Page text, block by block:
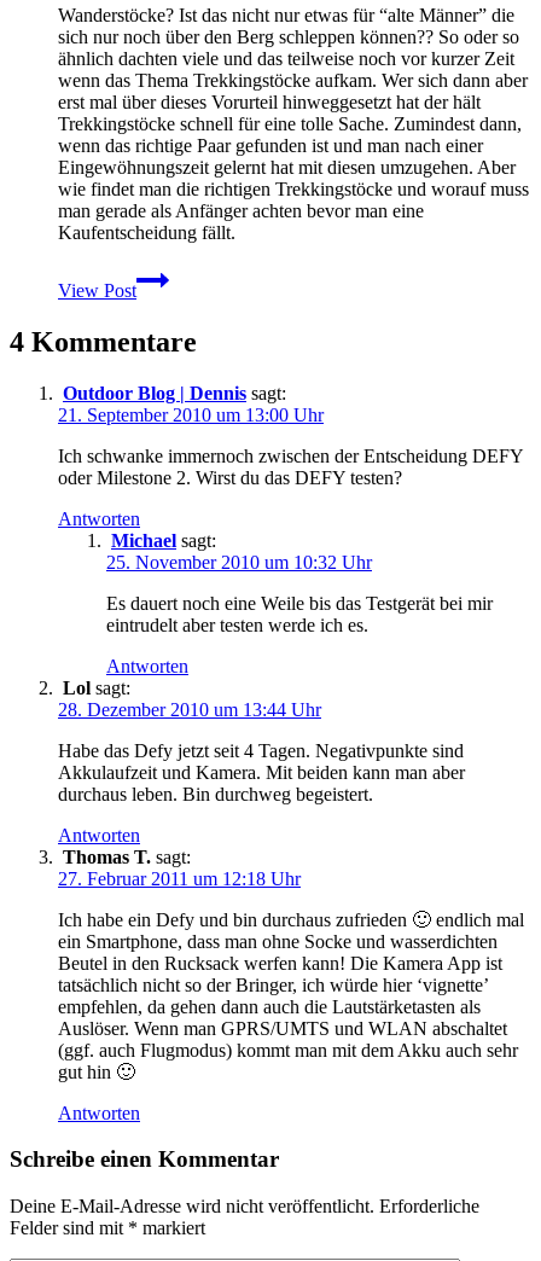
Wanderstöcke? Ist das nicht nur etwas für “alte Männer” die
sich nur noch über den Berg schleppen können?? So oder so
ähnlich dachten viele und das teilweise noch vor kurzer Zeit
wenn das Thema Trekkingstöcke aufkam. Wer sich dann aber
erst mal über dieses Vorurteil hinweggesetzt hat der hält
Trekkingstöcke schnell für eine tolle Sache. Zumindest dann,
wenn das richtige Paar gefunden ist und man nach einer
Eingewöhnungszeit gelernt hat mit diesen umzugehen. Aber
wie findet man die richtigen Trekkingstöcke und worauf muss
man gerade als Anfänger achten bevor man eine
Kaufentscheidung fällt.
View Post
Kaufberatung:
Worauf
bei
sollte
4 Kommentare
Outdoor Blog | Dennis sagt:
21. September 2010 um 13:00 Uhr
Ich schwanke immernoch zwischen der Entscheidung DEFY
oder Milestone 2. Wirst du das DEFY testen?
Antworten
Michael sagt:
25. November 2010 um 10:32 Uhr
Es dauert noch eine Weile bis das Testgerät bei mir
eintrudelt aber testen werde ich es.
Antworten
Lol sagt:
28. Dezember 2010 um 13:44 Uhr
Habe das Defy jetzt seit 4 Tagen. Negativpunkte sind
Akkulaufzeit und Kamera. Mit beiden kann man aber
durchaus leben. Bin durchweg begeistert.
Antworten
Thomas T. sagt:
27. Februar 2011 um 12:18 Uhr
Ich habe ein Defy und bin durchaus zufrieden 🙂 endlich mal
ein Smartphone, dass man ohne Socke und wasserdichten
Beutel in den Rucksack werfen kann! Die Kamera App ist
tatsächlich nicht so der Bringer, ich würde hier ‘vignette’
empfehlen, da gehen dann auch die Lautstärketasten als
Auslöser. Wenn man GPRS/UMTS und WLAN abschaltet
(ggf. auch Flugmodus) kommt man mit dem Akku auch sehr
gut hin 🙂
Antworten
Schreibe einen Kommentar
Deine E-Mail-Adresse wird nicht veröffentlicht. Erforderliche
Felder sind mit * markiert